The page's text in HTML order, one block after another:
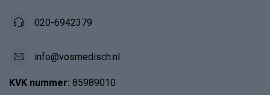
020-6942379
info@vosmedisch.nl
KVK nummer: 85989010